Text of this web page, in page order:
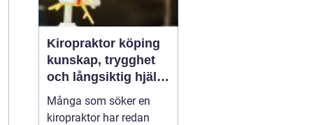
Kiropraktor köping
kunskap, trygghet
och långsiktig hjälp
för ryggen
Många som söker en
kiropraktor har redan